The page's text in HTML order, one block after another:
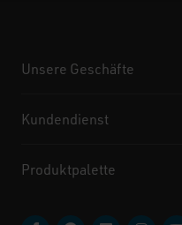
Unsere Geschäfte
Kundendienst
Produktpalette